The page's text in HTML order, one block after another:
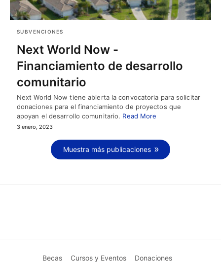
SUBVENCIONES
Next World Now -
Financiamiento de desarrollo
comunitario
Next World Now tiene abierta la convocatoria para solicitar
donaciones para el financiamiento de proyectos que
apoyan el desarrollo comunitario. Read More
3 enero, 2023
Muestra más publicaciones
Becas Cursos y Eventos Donaciones